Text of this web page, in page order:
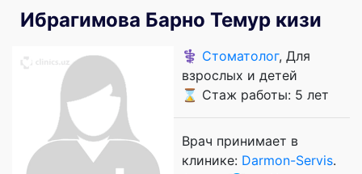
Ибрагимова Барно Темур кизи
⚕️ Стоматолог, Для
взрослых и детей
⌛ Стаж работы: 5 лет
Врач принимает в
клинике: Darmon-Servis.